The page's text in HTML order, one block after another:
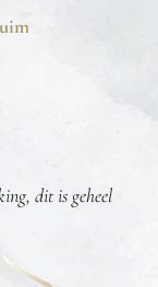
dit is geheel